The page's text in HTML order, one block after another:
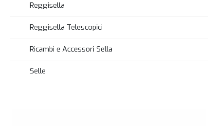
Reggisella
Reggisella Telescopici
Ricambi e Accessori Sella
Selle